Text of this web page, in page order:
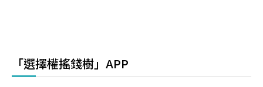
「選擇權搖錢樹」APP